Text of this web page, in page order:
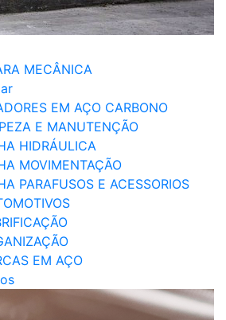
MECÂNICA
EM AÇO CARBONO
E MANUTENÇÃO
HIDRÁULICA
MOVIMENTAÇÃO
PARAFUSOS E ACESSORIOS
EM AÇO